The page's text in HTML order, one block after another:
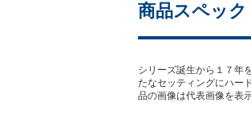
商品スペック
シリーズ誕生から１７年
たなセッティングにハー
品の画像は代表画像を表